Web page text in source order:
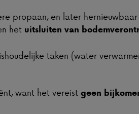
propaan, en later
het uitsluiten van
taken (water
want het vereist geen